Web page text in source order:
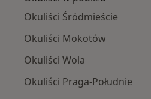
Okuliści Śródmieście
Okuliści Mokotów
Okuliści Wola
Okuliści Praga-Południe